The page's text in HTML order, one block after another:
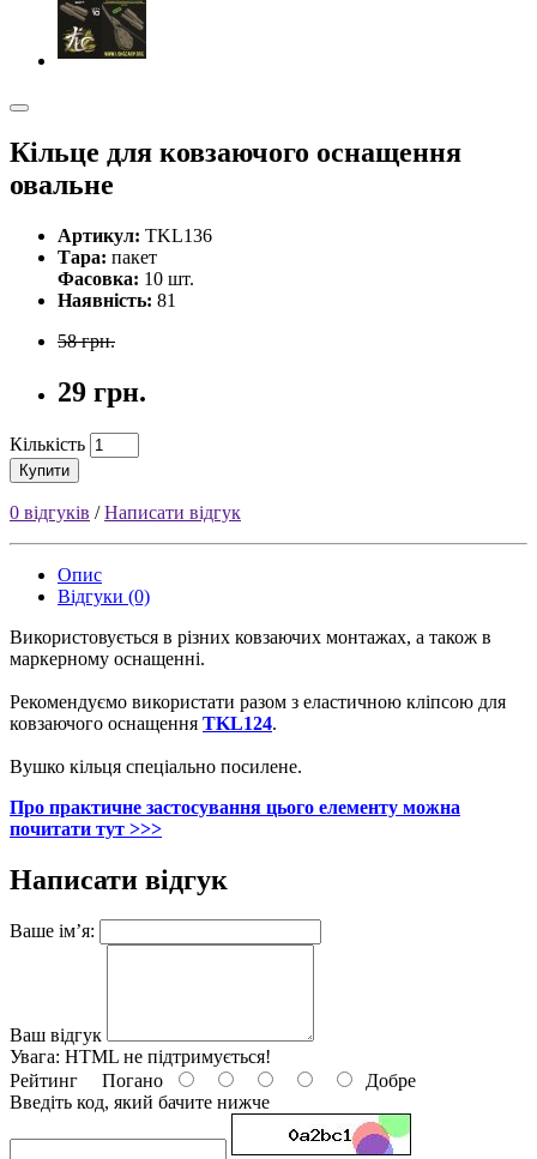
Кільце для ковзаючого оснащення
овальне
Артикул: TKL136
Тара: пакет
Фасовка: 10 шт.
Наявність: 81
58 грн.
29 грн.
Кількість
Купити
0 відгуків /Написати відгук
Опис
Відгуки (0)
Використовується в різних ковзаючих монтажах, а також в
маркерному оснащенні.
Рекомендуємо використати разом з еластичною кліпсою для
ковзаючого оснащення TKL124.
Вушко кільця спеціально посилене.
Про практичне застосування цього елементу можна
почитати тут >>>
Написати відгук
Ваше ім’я:
Ваш відгук
Увага: HTML не підтримується!
Рейтинг Погано
Добре
Введіть код, який бачите нижче